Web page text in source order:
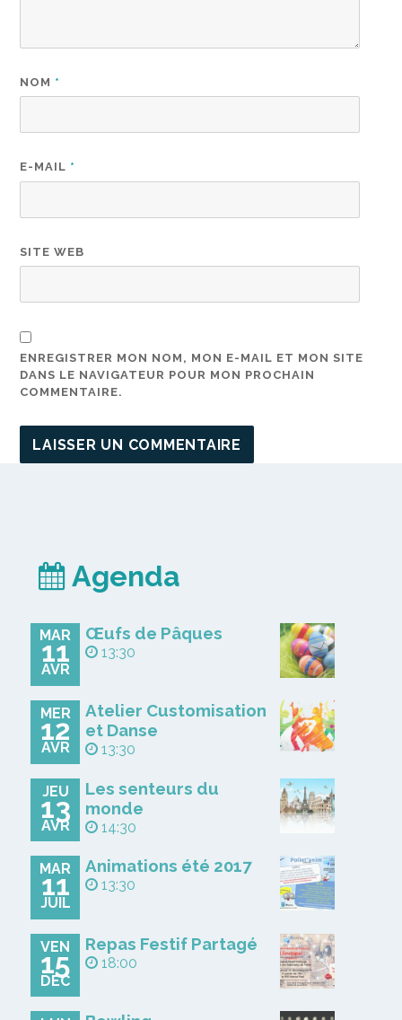
NOM *
E-MAIL *
SITE WEB
ENREGISTRER MON NOM, MON E-MAIL ET MON SITE
DANS LE NAVIGATEUR POUR MON PROCHAIN
COMMENTAIRE.
Agenda
MAR
11
AVR
Œufs de Pâques
13:30
MER
12
AVR
Atelier Customisation
et Danse
13:30
JEU
13
AVR
Les senteurs du
monde
14:30
MAR
11
JUIL
Animations été 2017
13:30
VEN
15
DÉC
Repas Festif Partagé
18:00